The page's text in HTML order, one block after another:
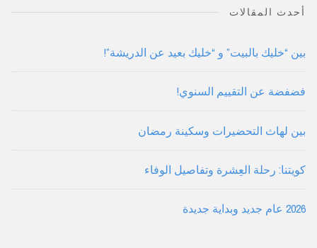
أحدث المقالات
بين “خليك بالبيت” و “خليك بعيد عن الدريشة”!
فضفضة عن التقييم السنوي!
بين لهاث التحضيرات وسكينة رمضان
كويتنا: رحلة العِشرة وتفاصيل الوفاء
2026 عام جديد وبداية جديدة